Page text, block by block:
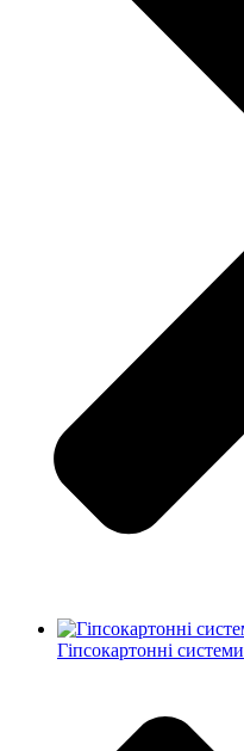
Гіпсокартонні системи